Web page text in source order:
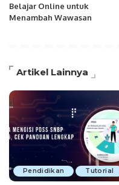
Belajar Online untuk
Menambah Wawasan
Artikel Lainnya
Pendidikan Tutorial